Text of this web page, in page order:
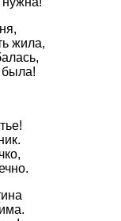
жила,
была!